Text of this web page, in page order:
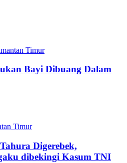
Timur
Bayi Dibuang Dalam
Timur
Digerebek,
dibekingi Kasum TNI